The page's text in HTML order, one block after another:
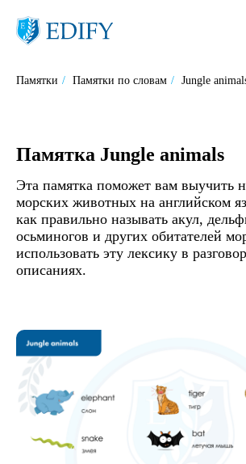
Памятки / Памятки по словам / Jungle
Памятка Jungle animals
Эта памятка поможет вам выучить
морских животных на английском
как правильно называть акул,
осьминогов и других обитателей
использовать эту лексику в
описаниях.